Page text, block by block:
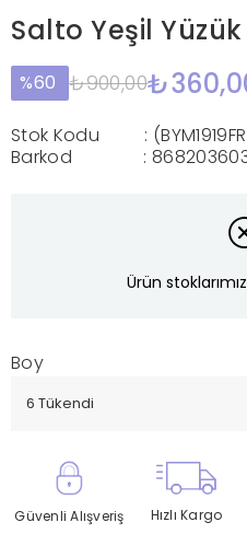
Salto Yeşil Yüzük
60 ₺900,00
Stok Kodu
Barkod
:
Ürün
Boy
Güvenli Alışveriş Hızlı Kargo